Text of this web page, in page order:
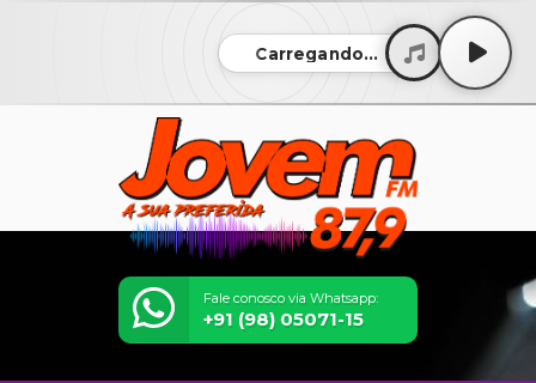
Carregando...
Fale conosco via Whatsapp:
+91 (98) 05071-15